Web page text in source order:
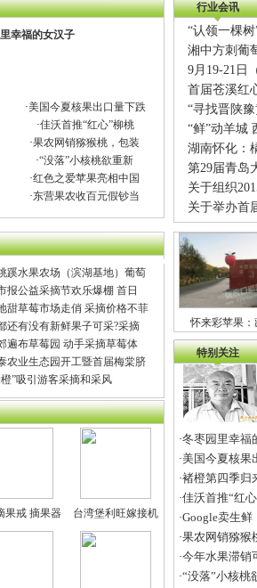
幸福的女汉子
·美国今夏核果出口量下跌
·佳沃首推“红心”柳桃
·果农网销猕猴桃，包装
·“没落”小核桃欲重新
·红色之爱苹果亮相中国
·东营果农收百元假钞当
行业会讯
“认领一棵
湘中方刺葡
9月19-21日
首届苍溪红
“寻找晋陕
“鲜”动羊城
湖南怀化：
第29届青岛
关于组织
关于举办首
蹊水果农场（滨湖基地）葡萄
报公益采摘节欢乐爆棚 首日
甜草莓市场走俏 采摘价格不菲
还有没有新鲜果子可采?采摘
遍布草莓园 动手采摘草莓体
农业生态园开工暨首届梅棠脐
”吸引游客采摘和采风
果戒 摘果器 台湾堡利旺嫁接机
怀来彩苹果
特别关注
·冬枣园里幸福
·美国今夏核果
·褚橙第四季归
·佳沃首推“红
·Google卖生
·果农网销猕猴
·今年水果滞
·“没落”小核桃